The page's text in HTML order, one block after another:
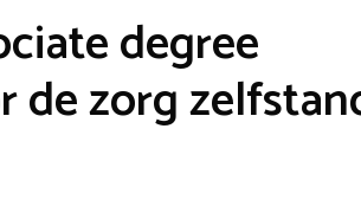
degree
de zorg